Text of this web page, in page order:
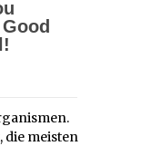
die meisten